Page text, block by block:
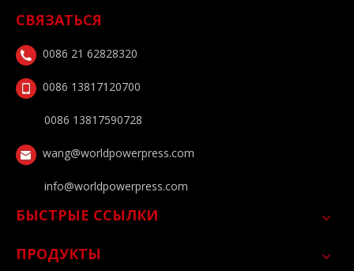
СВЯЗАТЬСЯ
0086 21 62828320
0086 13817120700
0086 13817590728
wang@worldpowerpress.com
info@worldpowerpress.com
БЫСТРЫЕ ССЫЛКИ
ПРОДУКТЫ